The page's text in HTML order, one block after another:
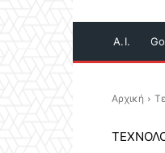
A.I.
Αρχική